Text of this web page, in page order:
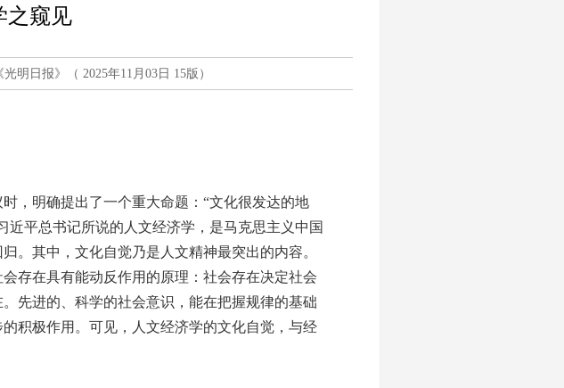
窥见
明日报》（ 2025年11月03日 15版）
明确提出了一个重大命题：“文化很发达的地
平总书记所说的人文经济学，是马克思主义中国
。其中，文化自觉乃是人文精神最突出的内容。
存在具有能动反作用的原理：社会存在决定社会
先进的、科学的社会意识，能在把握规律的基础
积极作用。可见，人文经济学的文化自觉，与经